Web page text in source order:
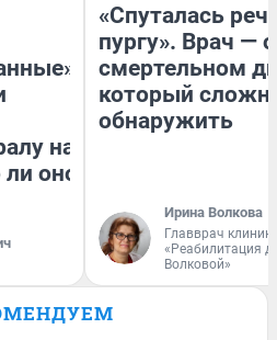
на
оно
«Спуталась
пургу». Врач — о
смертельном
который
обнаружить
Ирина Волкова
Главврач
«Реабилитация
Волковой»